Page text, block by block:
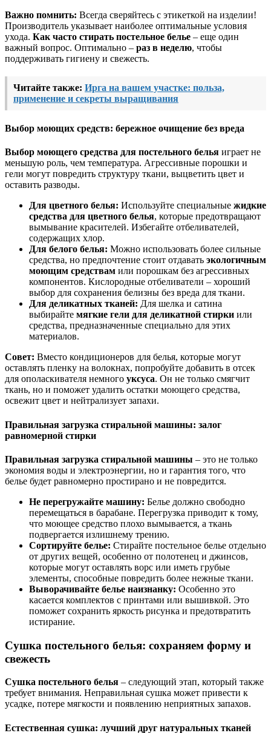
Важно помнить: Всегда сверяйтесь с этикеткой на изделии!
Производитель указывает наиболее оптимальные условия
ухода. Как часто стирать постельное белье – еще один
важный вопрос. Оптимально – раз в неделю, чтобы
поддерживать гигиену и свежесть.
Читайте также: Ирга на вашем участке: польза,
применение и секреты выращивания
Выбор моющих средств: бережное очищение без вреда
Выбор моющего средства для постельного белья играет не
меньшую роль, чем температура. Агрессивные порошки и
гели могут повредить структуру ткани, выцветить цвет и
оставить разводы.
Для цветного белья: Используйте специальные жидкие
средства для цветного белья, которые предотвращают
вымывание красителей. Избегайте отбеливателей,
содержащих хлор.
Для белого белья: Можно использовать более сильные
средства, но предпочтение стоит отдавать экологичным
моющим средствам или порошкам без агрессивных
компонентов. Кислородные отбеливатели – хороший
выбор для сохранения белизны без вреда для ткани.
Для деликатных тканей: Для шелка и сатина
выбирайте мягкие гели для деликатной стирки или
средства, предназначенные специально для этих
материалов.
Совет: Вместо кондиционеров для белья, которые могут
оставлять пленку на волокнах, попробуйте добавить в отсек
для ополаскивателя немного уксуса. Он не только смягчит
ткань, но и поможет удалить остатки моющего средства,
освежит цвет и нейтрализует запахи.
Правильная загрузка стиральной машины: залог
равномерной стирки
Правильная загрузка стиральной машины – это не только
экономия воды и электроэнергии, но и гарантия того, что
белье будет равномерно простирано и не повредится.
Не перегружайте машину: Белье должно свободно
перемещаться в барабане. Перегрузка приводит к тому,
что моющее средство плохо вымывается, а ткань
подвергается излишнему трению.
Сортируйте белье: Стирайте постельное белье отдельно
от других вещей, особенно от полотенец и джинсов,
которые могут оставлять ворс или иметь грубые
элементы, способные повредить более нежные ткани.
Выворачивайте белье наизнанку: Особенно это
касается комплектов с принтами или вышивкой. Это
поможет сохранить яркость рисунка и предотвратить
истирание.
Сушка постельного белья: сохраняем форму и
свежесть
Сушка постельного белья – следующий этап, который также
требует внимания. Неправильная сушка может привести к
усадке, потере мягкости и появлению неприятных запахов.
Естественная сушка: лучший друг натуральных тканей